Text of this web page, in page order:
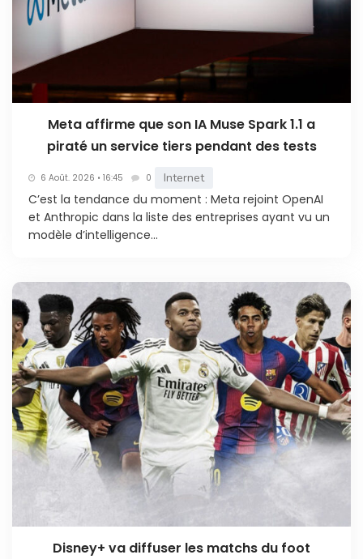
Meta affirme que son IA Muse Spark 1.1 a
piraté un service tiers pendant des tests
6 Août. 2026 • 16:45 0 Internet
C’est la tendance du moment : Meta rejoint OpenAI
et Anthropic dans la liste des entreprises ayant vu un
modèle d’intelligence...
Disney+ va diffuser les matchs du foot